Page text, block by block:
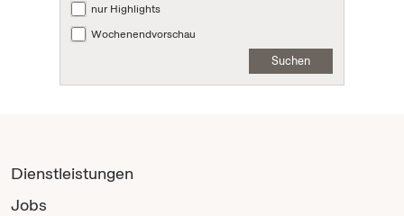
nur Highlights
Wochenendvorschau
Suchen
Dienstleistungen
Jobs